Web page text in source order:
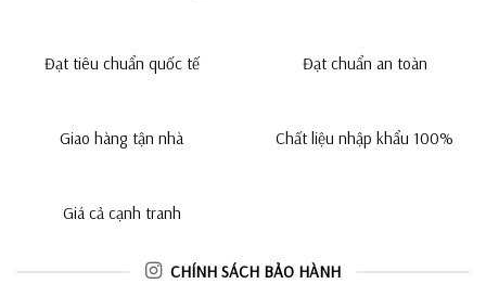
Đạt tiêu chuẩn quốc tế Đạt chuẩn an toàn
Giao hàng tận nhà Chất liệu nhập khẩu 100%
Giá cả cạnh tranh
CHÍNH SÁCH BẢO HÀNH